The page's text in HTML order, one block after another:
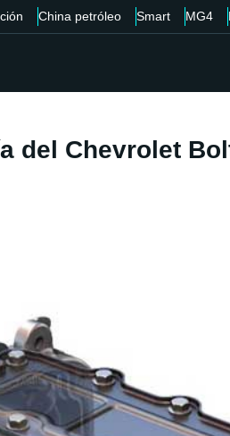
China petróleo Smart MG4
del Chevrolet